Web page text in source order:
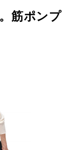
筋ポンプ